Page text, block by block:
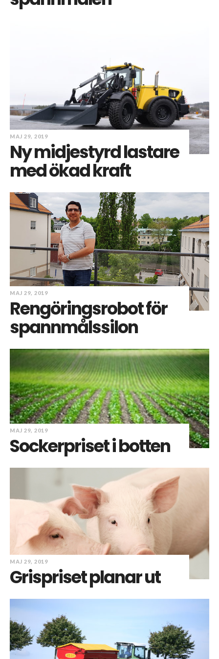
MAJ 29, 2019
Ny midjestyrd lastare
med ökad kraft
MAJ 29, 2019
Rengöringsrobot för
spannmålssilon
MAJ 29, 2019
Sockerpriset i botten
MAJ 29, 2019
Grispriset planar ut